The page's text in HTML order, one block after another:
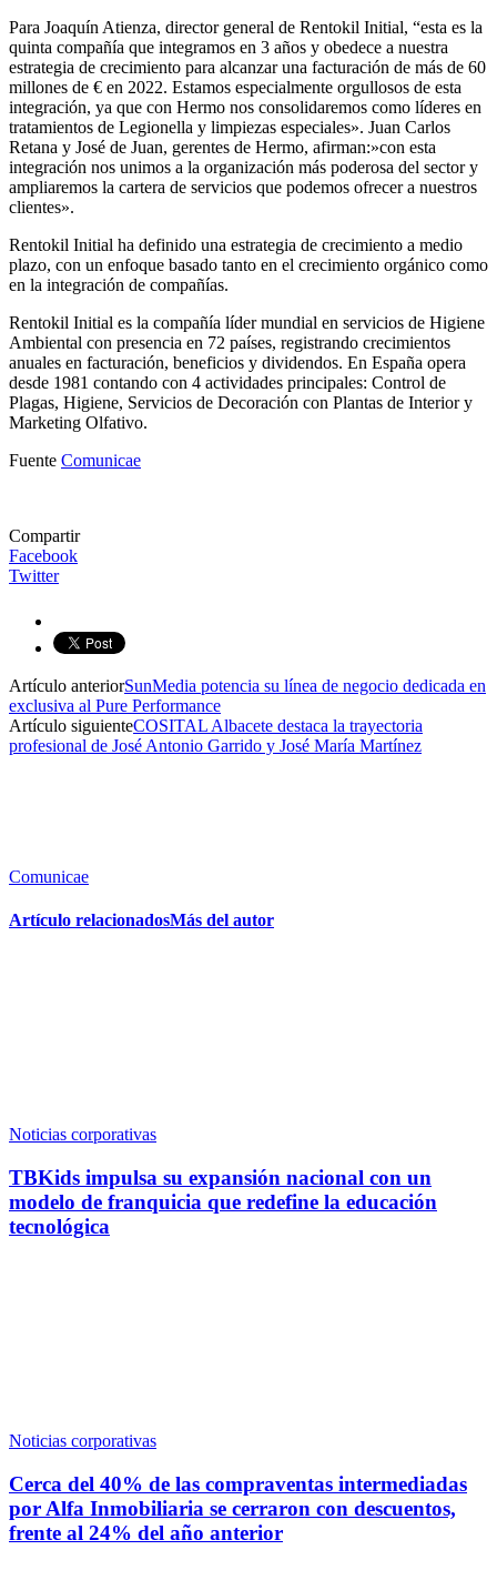
Para Joaquín Atienza, director general de Rentokil Initial, “esta es la
quinta compañía que integramos en 3 años y obedece a nuestra
estrategia de crecimiento para alcanzar una facturación de más de 60
millones de € en 2022. Estamos especialmente orgullosos de esta
integración, ya que con Hermo nos consolidaremos como líderes en
tratamientos de Legionella y limpiezas especiales». Juan Carlos
Retana y José de Juan, gerentes de Hermo, afirman:»con esta
integración nos unimos a la organización más poderosa del sector y
ampliaremos la cartera de servicios que podemos ofrecer a nuestros
clientes».
Rentokil Initial ha definido una estrategia de crecimiento a medio
plazo, con un enfoque basado tanto en el crecimiento orgánico como
en la integración de compañías.
Rentokil Initial es la compañía líder mundial en servicios de Higiene
Ambiental con presencia en 72 países, registrando crecimientos
anuales en facturación, beneficios y dividendos. En España opera
desde 1981 contando con 4 actividades principales: Control de
Plagas, Higiene, Servicios de Decoración con Plantas de Interior y
Marketing Olfativo.
Fuente Comunicae
Compartir
Facebook
Twitter
Artículo anteriorSunMedia potencia su línea de negocio dedicada en
exclusiva al Pure Performance
Artículo siguienteCOSITAL Albacete destaca la trayectoria
profesional de José Antonio Garrido y José María Martínez
Comunicae
Artículo relacionadosMás del autor
Noticias corporativas
TBKids impulsa su expansión nacional con un
modelo de franquicia que redefine la educación
tecnológica
Noticias corporativas
Cerca del 40% de las compraventas intermediadas
por Alfa Inmobiliaria se cerraron con descuentos,
frente al 24% del año anterior